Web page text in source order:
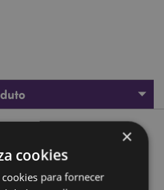
×
cookies
para fornecer